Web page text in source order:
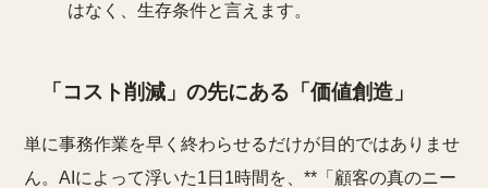
はなく、生存条件と言えます。
「コスト削減」の先にある「価値創造」
単に事務作業を早く終わらせるだけが目的ではありませ
ん。AIによって浮いた1日1時間を、**「顧客の真のニー